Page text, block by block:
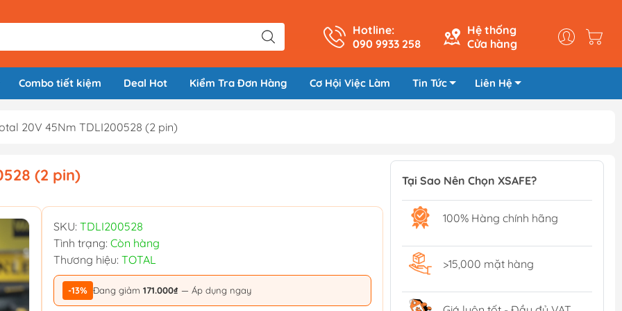
Hotline:
090 9933 258
Hệ thống
Cửa hàng
Combo tiết kiệm Deal Hot Kiểm Tra Đơn Hàng Cơ Hội Việc Làm Tin Tức Liên Hệ
20V 45Nm TDLI200528 (2 pin)
(2 pin)
SKU: TDLI200528
Tình trạng: Còn hàng
Thương hiệu: TOTAL
-13% Đang giảm 171.000₫ — Áp dụng ngay
Tại Sao Nên Chọn XSAFE?
100% Hàng chính hãng
>15,000 mặt hàng